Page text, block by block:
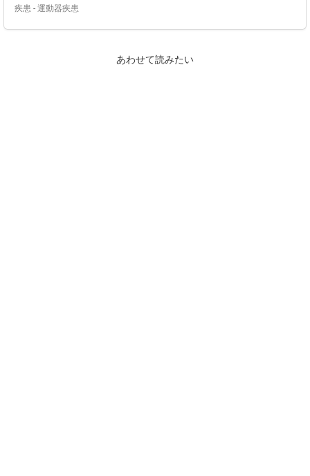
疾患 - 運動器疾患
あわせて読みたい